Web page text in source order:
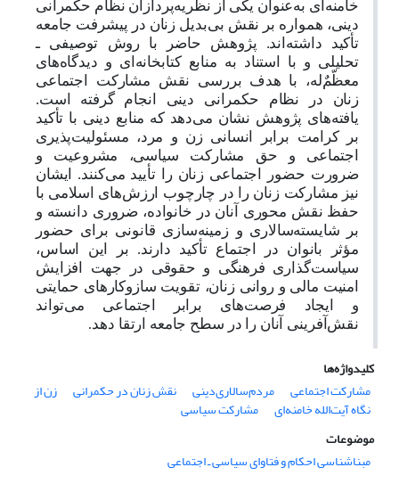
خامنه‌ای به‌عنوان یکی از نظریه‌پردازان نظام حکمرانی
‌دینی، همواره بر نقش بی‌بدیل زنان در پیشرفت جامعه
تأکید داشته‌اند. پژوهش حاضر با روش توصیفی ـ
تحلیلی و با استناد به منابع کتابخانه‌ای و دیدگاه‌های
معظّمٌ‌له، با هدف بررسى نقش مشارکت اجتماعى
زنان در نظام حکمرانى ‌دینى انجام گرفته است.
یافته‌های پژوهش نشان می‌دهد که منابع دینی با تأکید
بر کرامت برابر انسانی زن و مرد، مسئولیت‌پذیری
اجتماعی و حق مشارکت سیاسی، مشروعیت و
ضرورت حضور اجتماعی زنان را تأیید می‌کنند. ایشان
نیز مشارکت زنان را در چارچوب ارزش‌های اسلامی با
حفظ نقش محوری آنان در خانواده، ضروری دانسته و
بر شایسته‌سالاری و زمینه‌سازی قانونی برای حضور
مؤثر بانوان در اجتماع تأکید دارند. بر این اساس،
سیاست‌گذاری فرهنگی و حقوقی در جهت افزایش
امنیت مالی و روانی زنان، تقویت سازوکارهای حمایتی
و ایجاد فرصت‌های برابر اجتماعی می‌تواند
نقش‌آفرینی آنان را در سطح جامعه ارتقا دهد.
کلیدواژه‌ها
مشارکت اجتماعی
مردم‌سالارى‌دینى نقش زنان در حکمرانی زن از
نگاه آیت‌الله خامنه‌ای
مشارکت سیاسی
موضوعات
مبناشناسی احکام و فتاوای سیاسی ـ اجتماعی